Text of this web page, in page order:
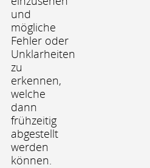
und
mögliche
Fehler oder
Unklarheiten
zu
erkennen,
welche
dann
frühzeitig
abgestellt
werden
können.